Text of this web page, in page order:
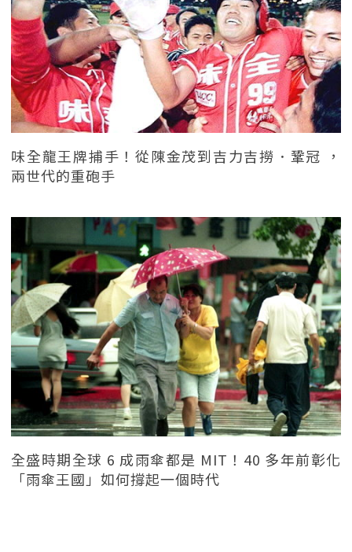
味全龍王牌捕手！從陳金茂到吉力吉撈．鞏冠 ，
兩世代的重砲手
全盛時期全球 6 成雨傘都是 MIT！40 多年前彰化
「雨傘王國」如何撐起一個時代